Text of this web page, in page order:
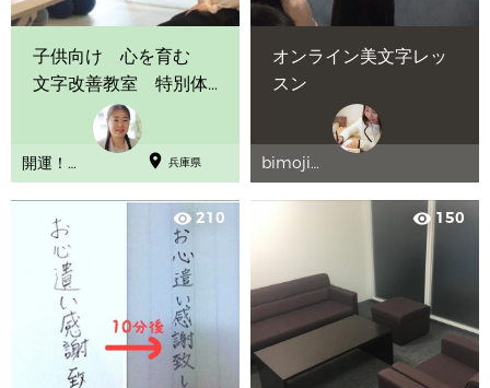
子供向け 心を育む
文字改善教室 特別体
験レッスン
開運！筆
跡カウン
高田晃子
 兵庫県
オンライン美文字レッ
スン
bimoji先
生 まり
visibility 210 visibility 150